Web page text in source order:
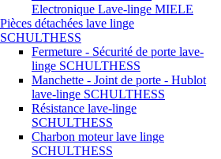
Electronique Lave-linge MIELE
Pièces détachées lave linge
SCHULTHESS
Fermeture - Sécurité de porte lave-
linge SCHULTHESS
Manchette - Joint de porte - Hublot
lave-linge SCHULTHESS
Résistance lave-linge
SCHULTHESS
Charbon moteur lave linge
SCHULTHESS